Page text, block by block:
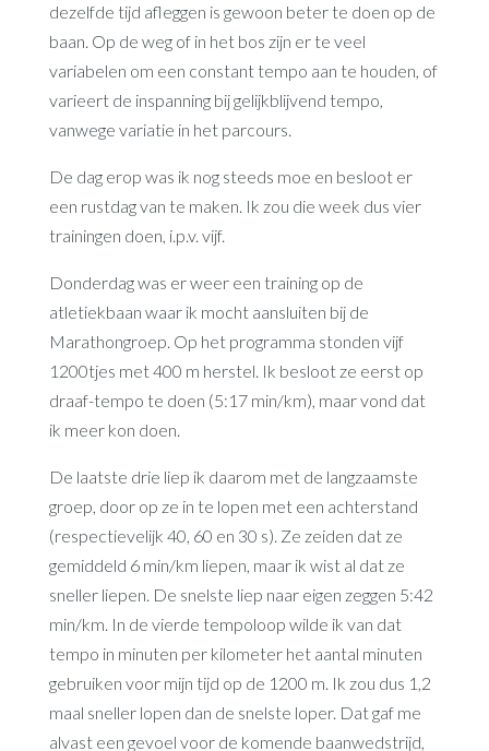
dezelfde tijd afleggen is gewoon beter te doen op de
baan. Op de weg of in het bos zijn er te veel
variabelen om een constant tempo aan te houden, of
varieert de inspanning bij gelijkblijvend tempo,
vanwege variatie in het parcours.
De dag erop was ik nog steeds moe en besloot er
een rustdag van te maken. Ik zou die week dus vier
trainingen doen, i.p.v. vijf.
Donderdag was er weer een training op de
atletiekbaan waar ik mocht aansluiten bij de
Marathongroep. Op het programma stonden vijf
1200tjes met 400 m herstel. Ik besloot ze eerst op
draaf-tempo te doen (5:17 min/km), maar vond dat
ik meer kon doen.
De laatste drie liep ik daarom met de langzaamste
groep, door op ze in te lopen met een achterstand
(respectievelijk 40, 60 en 30 s). Ze zeiden dat ze
gemiddeld 6 min/km liepen, maar ik wist al dat ze
sneller liepen. De snelste liep naar eigen zeggen 5:42
min/km. In de vierde tempoloop wilde ik van dat
tempo in minuten per kilometer het aantal minuten
gebruiken voor mijn tijd op de 1200 m. Ik zou dus 1,2
maal sneller lopen dan de snelste loper. Dat gaf me
alvast een gevoel voor de komende baanwedstrijd,